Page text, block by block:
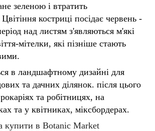
зеленою і втратить
костриці посідає червень -
над листям з'являються м'які
мітелки, які пізніше стають
в ландшафтному дизайні для
та дачних ділянок. після цього
та робітницях, на
та у квітниках, міксбордерах.
купити в Botanic Market